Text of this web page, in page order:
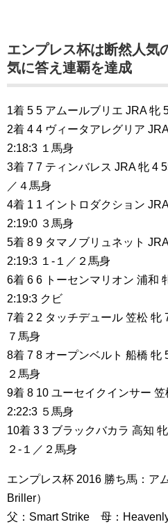
エンプレス杯は断然人気
気に答え連覇を達成
1着 5 5 アムールブリエ JRA
2着 4 4 ヴィータアレグリア
2:18:3 １馬身
3着 7 7 ティンバレス JRA 牝 4
／４馬身
4着 1 1 イントロダクション
2:19:0 ３馬身
5着 8 9 タマノブリュネット
2:19:3 １-１／２馬身
6着 6 6 トーセンマリオン 浦和
2:19:3 クビ
7着 2 2 タッチデュール 笠松 牝
７馬身
8着 7 8 オープンベルト 船橋 牝
２馬身
9着 8 10 ユーセイクインサー
2:22:3 ５馬身
10着 3 3 ブラックバカラ 高知
２-１／２馬身
エンプレス杯 2016 勝ち馬：ア
Briller）
父：Smart Strike 母：